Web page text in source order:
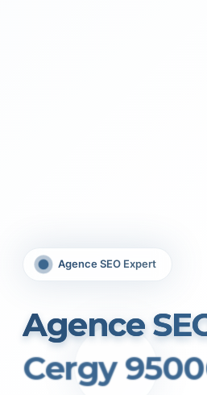
Agence SEO Expert
Agence
Cergy